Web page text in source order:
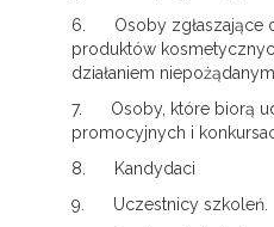
6. Osoby zgłaszające
produktów
działaniem
7. Osoby, które biorą
promocyjnych i
8. Kandydaci
9. Uczestnicy szkoleń.